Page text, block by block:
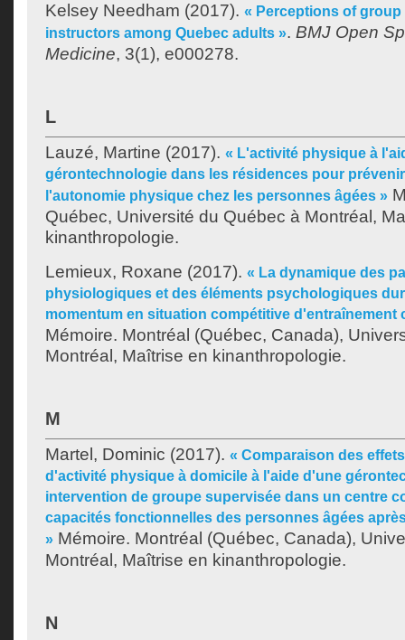
Kelsey Needham (2017). « Perceptions of
instructors among Quebec adults ». BMJ Open
Medicine, 3(1), e000278.
L
Lauzé, Martine (2017). « L'activité physique à
gérontechnologie dans les résidences pour
l'autonomie physique chez les personnes âgées »
Québec, Université du Québec à Montréal,
kinanthropologie.
Lemieux, Roxane (2017). « La dynamique des
physiologiques et des éléments psychologiques
momentum en situation compétitive d'entraînement
Mémoire. Montréal (Québec, Canada),
Montréal, Maîtrise en kinanthropologie.
M
Martel, Dominic (2017). « Comparaison des
d'activité physique à domicile à l'aide d'une
intervention de groupe supervisée dans un centre
capacités fonctionnelles des personnes âgées
» Mémoire. Montréal (Québec, Canada),
Montréal, Maîtrise en kinanthropologie.
N